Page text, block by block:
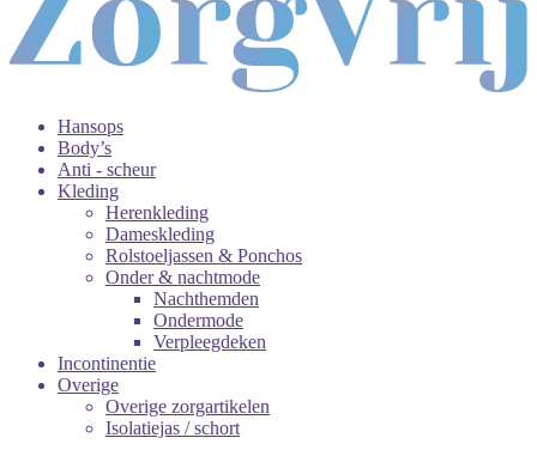
Hansops
Body’s
Anti - scheur
Kleding
Herenkleding
Dameskleding
Rolstoeljassen & Ponchos
Onder & nachtmode
Nachthemden
Ondermode
Verpleegdeken
Incontinentie
Overige
Overige zorgartikelen
Isolatiejas / schort